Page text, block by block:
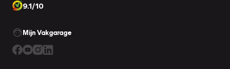
9.1/10
Mijn Vakgarage